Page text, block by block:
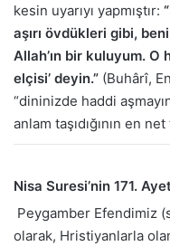
kesin uyarıyı yapmıştır:
aşırı övdükleri gibi,
Allah’ın bir kuluyum. O
elçisi’ deyin.” (Buhârî,
“dininizde haddi
anlam taşıdığının en
Nisa Suresi’nin 171.
Peygamber Efendimiz
olarak, Hristiyanlarla